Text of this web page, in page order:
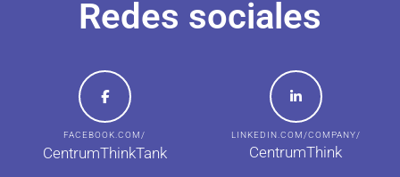
Redes sociales
FACEBOOK.COM/
CentrumThinkTank
LINKEDIN.COM/COMPANY/
CentrumThink